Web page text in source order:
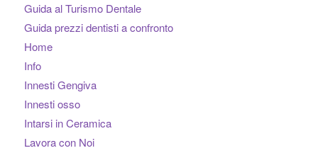
Guida al Turismo Dentale
Guida prezzi dentisti a confronto
Home
Info
Innesti Gengiva
Innesti osso
Intarsi in Ceramica
Lavora con Noi